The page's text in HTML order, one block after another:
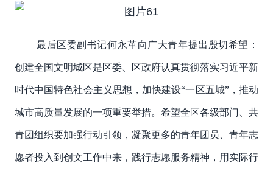
最后区委副书记何永革向广大青年提出殷切希望：
创建全国文明城区是区委、区政府认真贯彻落实习近平新
时代中国特色社会主义思想，加快建设“一区五城”，推动
城市高质量发展的一项重要举措。希望全区各级部门、共
青团组织要加强行动引领，凝聚更多的青年团员、青年志
愿者投入到创文工作中来，践行志愿服务精神，用实际行